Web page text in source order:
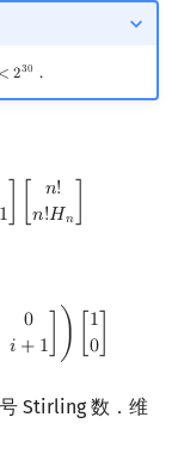
< 230 ．
1
𝑛!
𝑛!𝐻𝑛
n]
0
𝑖 + 1 )
1
0]
01 1 ])[ 10]
Stirling 数．维